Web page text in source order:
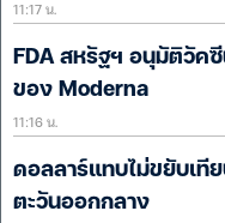
11:17 น.
FDA สหรัฐฯ อนุมัติวัค
ของ Moderna
11:16 น.
ดอลลาร์แทบไม่ขยับเที
ตะวันออกกลาง